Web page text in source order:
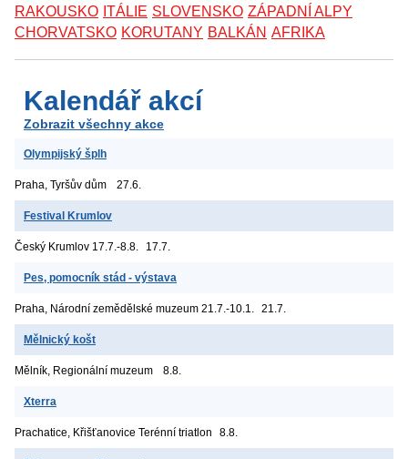
RAKOUSKO ITÁLIE SLOVENSKO ZÁPADNÍ ALPY
CHORVATSKO KORUTANY BALKÁN AFRIKA
Kalendář akcí
Zobrazit všechny akce
Olympijský šplh
Praha, Tyršův dům 27.6.
Festival Krumlov
Český Krumlov 17.7.-8.8. 17.7.
Pes, pomocník stád - výstava
Praha, Národní zemědělské muzeum 21.7.-10.1. 21.7.
Mělnický košt
Mělník, Regionální muzeum 8.8.
Xterra
Prachatice, Křišťanovice Terénní triatlon 8.8.